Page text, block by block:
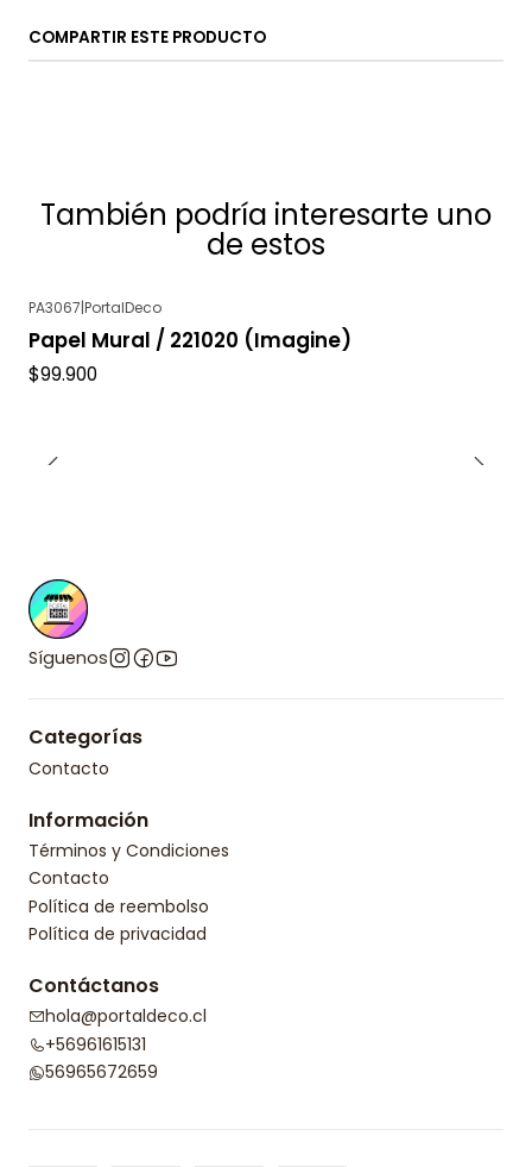
COMPARTIR ESTE PRODUCTO
También podría interesarte uno
de estos
PA3067|PortalDeco
Papel Mural / 221020 (Imagine)
$99.900
Síguenos
Categorías
Contacto
Información
Términos y Condiciones
Contacto
Política de reembolso
Política de privacidad
Contáctanos
hola@portaldeco.cl
+56961615131
56965672659